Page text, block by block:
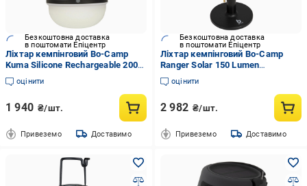
Безкоштовна доставка
в поштомати Епіцентр
Ліхтар кемпінговий Bo-Camp
Kuma Silicone Rechargeable 200
Lumen White/Black (5818808)
оцінити
1 940 ₴/шт.
Привеземо Доставимо
Безкоштовна доставка
в поштомати Епіцентр
Ліхтар кемпінговий Bo-Camp
Ranger Solar 150 Lumen
White/Black (5818614)
оцінити
2 982 ₴/шт.
Привеземо Доставимо